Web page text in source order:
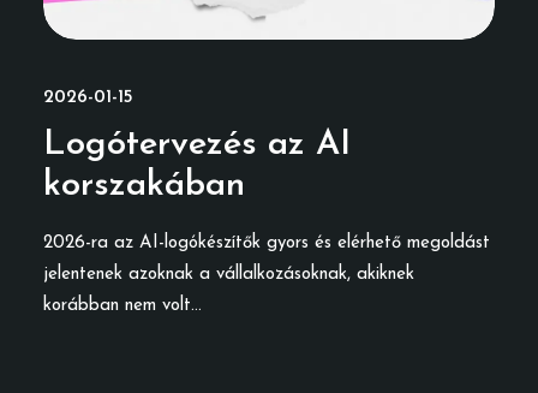
2026-01-15
Logótervezés az AI
korszakában
2026-ra az AI-logókészítők gyors és elérhető megoldást
jelentenek azoknak a vállalkozásoknak, akiknek
korábban nem volt…